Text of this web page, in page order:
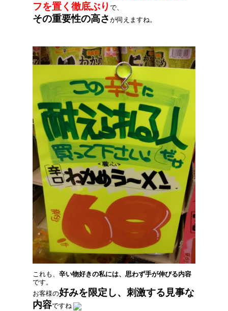
フを置く徹底ぶり で、
その重要性の高さ が伺えますね。
これも、 辛い物好きの私には、思わず手が伸びる内容
です。
お客様の好みを限定し、刺激する見事な
内容ですね